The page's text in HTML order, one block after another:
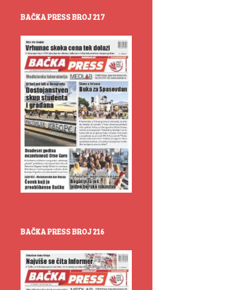
BAČKA PRESS BROJ 217
BAČKA PRESS BROJ 216